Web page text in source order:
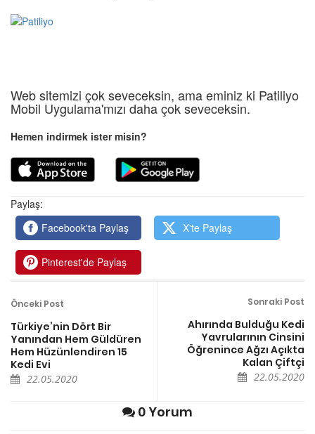
Web sitemizi çok seveceksin, ama eminiz ki Patiliyo
Mobil Uygulama'mızı daha çok seveceksin.
Hemen indirmek ister misin?
Paylaş:
Facebook'ta Paylaş
X'te Paylaş
Pinterest'de Paylaş
Önceki Post
Türkiye’nin Dört Bir
Yanından Hem Güldüren
Hem Hüzünlendiren 15
Kedi Evi
22.05.2020
Sonraki Post
Ahırında Bulduğu Kedi
Yavrularının Cinsini
Öğrenince Ağzı Açıkta
Kalan Çiftçi
22.05.2020
0 Yorum